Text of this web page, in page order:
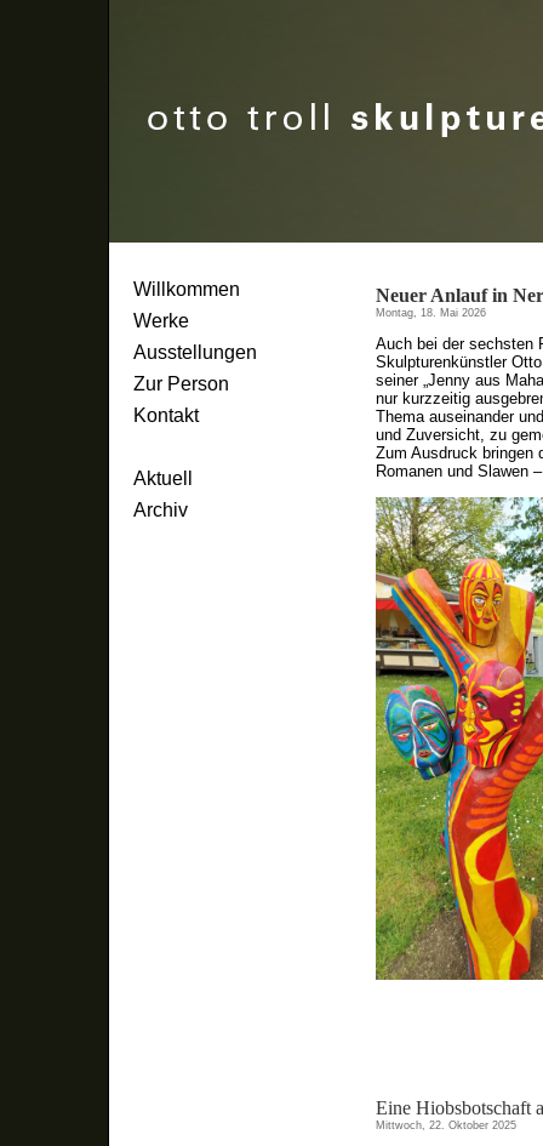
Willkommen
Werke
Ausstellungen
Zur Person
Kontakt
Aktuell
Archiv
Neuer Anlauf in
Montag, 18. Mai 2026
Auch bei der sechsten
Skulpturenkünstler
seiner „Jenny aus
nur kurzzeitig
Thema auseinander
und Zuversicht, zu
Zum Ausdruck bringen
Romanen und Slawen
Eine Hiobsbotschaft
Mittwoch, 22. Oktober 2025